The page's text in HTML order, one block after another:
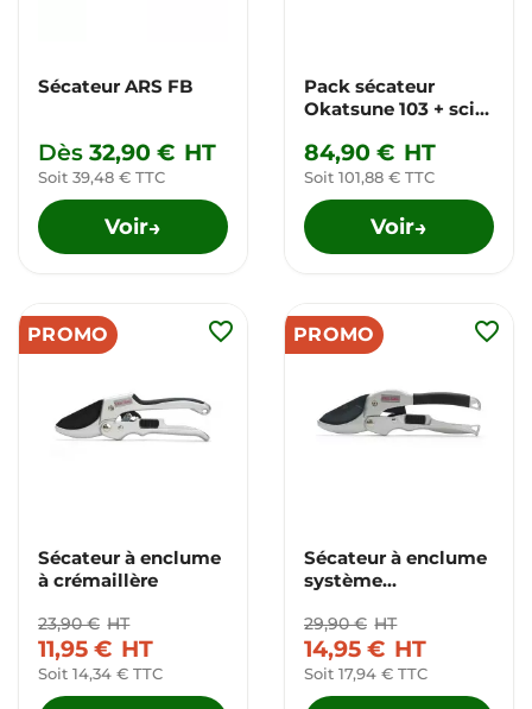
Sécateur ARS FB
Dès 32,90 € HT
Soit 39,48 € TTC
Voir→
Pack sécateur
Okatsune 103 + scie
210-7.5
84,90 € HT
Soit 101,88 € TTC
Voir→
PROMO
Sécateur à enclume
à crémaillère
23,90 € HT
11,95 € HT
Soit 14,34 € TTC
favorite_border PROMO
Sécateur à enclume
système
galet
29,90 € HT
14,95 € HT
Soit 17,94 € TTC
favorite_border